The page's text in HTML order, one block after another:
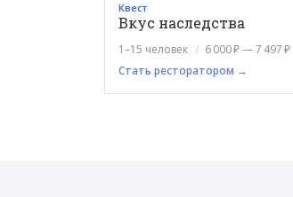
Квест
Вкус наследства
1–15 человек
6 000 ₽ — 7 497 ₽
Стать ресторатором →